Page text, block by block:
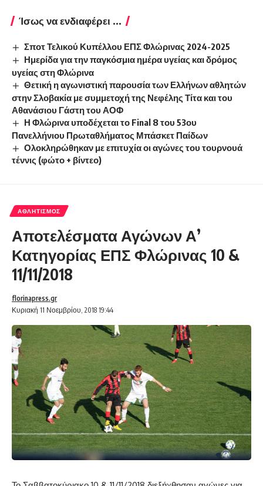
Ίσως να ενδιαφέρει ...
Σποτ Τελικού Κυπέλλου ΕΠΣ Φλώρινας 2024-2025
Ημερίδα για την παγκόσμια ημέρα υγείας και δρόμος
υγείας στη Φλώρινα
Θετική η αγωνιστική παρουσία των Ελλήνων αθλητών
στην Σλοβακία με συμμετοχή της Νεφέλης Τίτα και του
Αθανάσιου Γάστη του ΑΟΦ
Η Φλώρινα υποδέχεται το Final 8 του 53ου
Πανελλήνιου Πρωταθλήματος Μπάσκετ Παίδων
Ολοκληρώθηκαν με επιτυχία οι αγώνες του τουρνουά
τέννις (φώτο + βίντεο)
ΑΘΛΗΤΙΣΜΌΣ
Αποτελέσματα Αγώνων Α’
Κατηγορίας ΕΠΣ Φλώρινας 10 &
11/11/2018
Κυριακή 11 Νοεμβρίου, 2018 19:44
florinapress.gr